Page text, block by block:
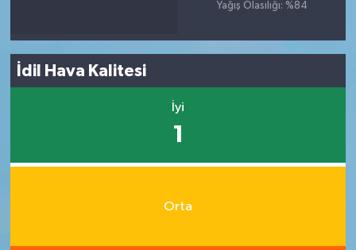
Yağış Olasılığı: %84
İdil Hava Kalitesi
İyi
1
Orta